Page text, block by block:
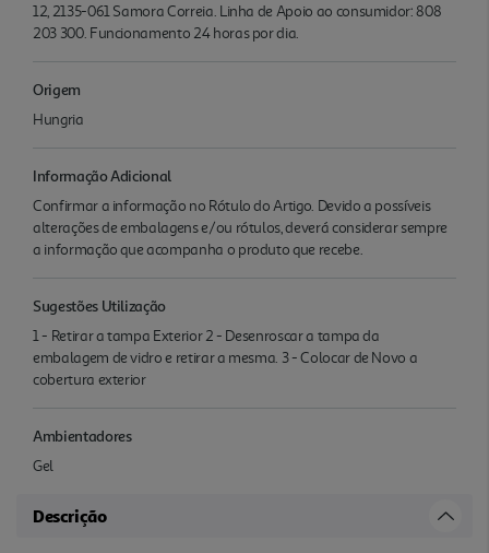
12, 2135-061 Samora Correia. Linha de Apoio ao consumidor: 808
203 300. Funcionamento 24 horas por dia.
Origem
Hungria
Informação Adicional
Confirmar a informação no Rótulo do Artigo. Devido a possíveis
alterações de embalagens e/ou rótulos, deverá considerar sempre
a informação que acompanha o produto que recebe.
Sugestões Utilização
1 - Retirar a tampa Exterior 2 - Desenroscar a tampa da
embalagem de vidro e retirar a mesma. 3 - Colocar de Novo a
cobertura exterior
Ambientadores
Gel
Descrição